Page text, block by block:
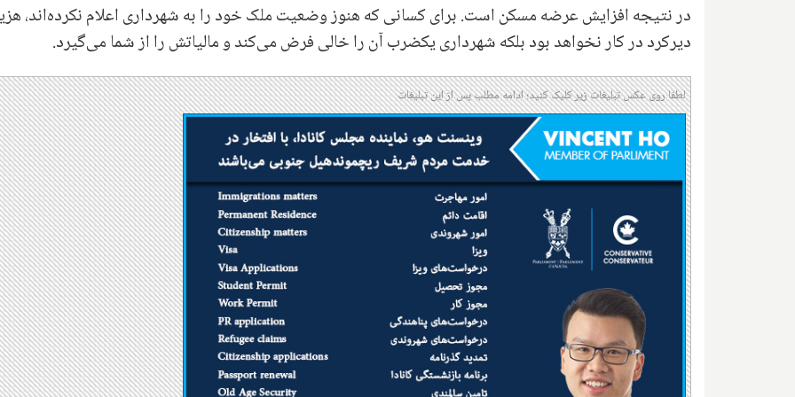
در نتیجه افزایش عرضه مسکن است. برای کسانی که هنوز وضعیت ملک خود را به شهرداری اعلام نکرده‌اند،
دیرکرد در کار نخواهد بود بلکه شهرداری یکضرب آن را خالی فرض می‌کند و مالیاتش را از شما می‌گیرد.
لطفا روی عکس تبلیغات زیر کلیک کنید؛ ادامه مطلب پس از این تبلیغات